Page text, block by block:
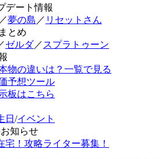
デート情報
／夢の島 ／ リセットさん
とめ
ゼルダ／ スプラトゥーン
物の違いは？一覧で見る
予想ツール
板はこちら
日 /イベント
知らせ
宅！攻略ライター募集！